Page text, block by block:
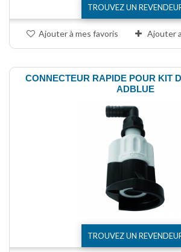
TROUVEZ UN
Ajouter à mes favoris Ajouter
CONNECTEUR RAPIDE POUR KIT
ADBLUE
TROUVEZ UN